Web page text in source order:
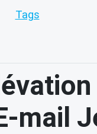
Tags
mail